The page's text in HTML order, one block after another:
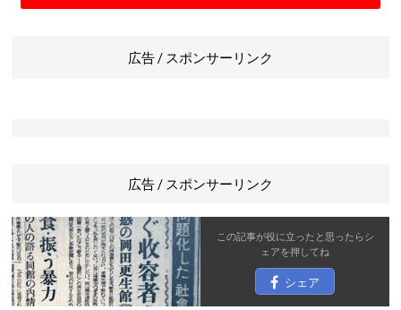
広告 / スポンサーリンク
広告 / スポンサーリンク
この記事が役に立ったと思ったらシ
ェアを押してね
シェア